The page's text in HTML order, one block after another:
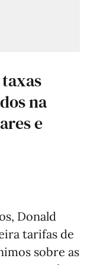
na
e
Donald
tarifas de
sobre as